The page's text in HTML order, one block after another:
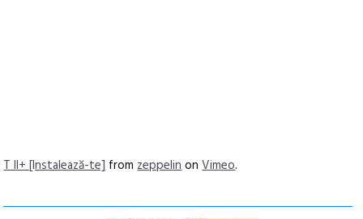
T II+ [Instalează-te]fromzeppelinonVimeo.